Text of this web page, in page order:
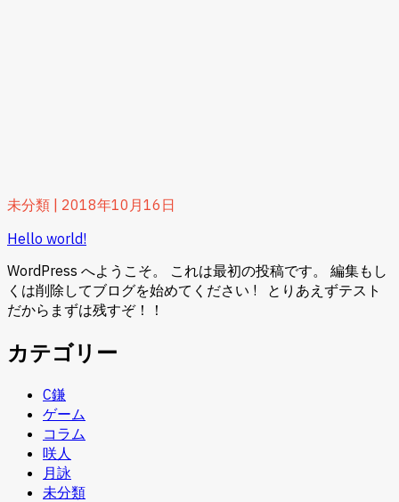
未分類 | 2018年10月16日
Hello world!
WordPress へようこそ。 これは最初の投稿です。 編集もし
くは削除してブログを始めてください ! とりあえずテスト
だからまずは残すぞ！！
カテゴリー
C鎌
ゲーム
コラム
咲人
月詠
未分類